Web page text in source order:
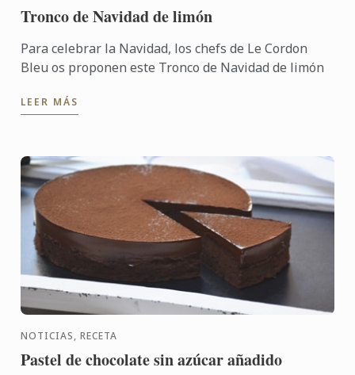
Tronco de Navidad de limón
Para celebrar la Navidad, los chefs de Le Cordon
Bleu os proponen este Tronco de Navidad de limón
LEER MÁS
NOTICIAS, RECETA
Pastel de chocolate sin azúcar añadido